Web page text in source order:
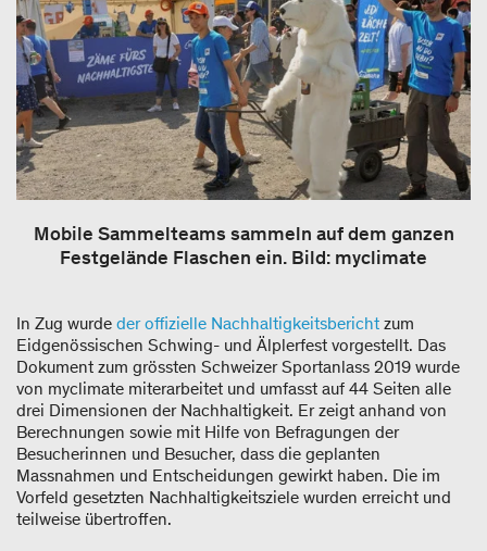
Mobile Sammelteams sammeln auf dem ganzen
Festgelände Flaschen ein. Bild: myclimate
In Zug wurde der offizielle Nachhaltigkeitsbericht zum
Eidgenössischen Schwing- und Älplerfest vorgestellt. Das
Dokument zum grössten Schweizer Sportanlass 2019 wurde
von myclimate miterarbeitet und umfasst auf 44 Seiten alle
drei Dimensionen der Nachhaltigkeit. Er zeigt anhand von
Berechnungen sowie mit Hilfe von Befragungen der
Besucherinnen und Besucher, dass die geplanten
Massnahmen und Entscheidungen gewirkt haben. Die im
Vorfeld gesetzten Nachhaltigkeitsziele wurden erreicht und
teilweise übertroffen.